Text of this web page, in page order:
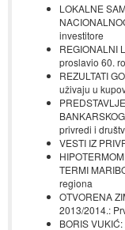
LOKALNE
investitore
REGIONALNI
proslavio 60.
REZULTATI
uživaju u
privredi i
VESTI IZ
TERMI
regiona
OTVORENA
2013/2014.:
BORIS